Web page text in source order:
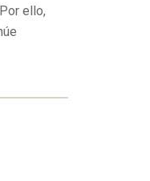
ello,